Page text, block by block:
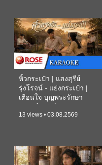
หิ้วกระเป๋า | แสงสุรีย์
รุ่งโรจน์ - แย่งกระเป๋า |
เตือนใจ บุญพระรักษา
13 views • 03.08.2569